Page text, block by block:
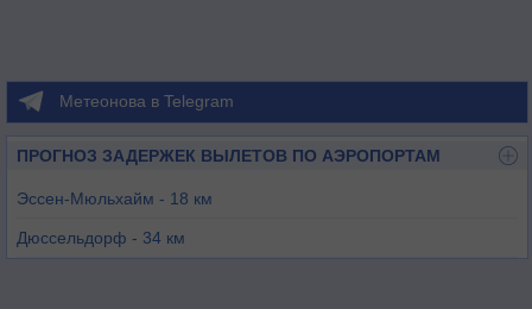
Метеонова в Telegram
ПРОГНОЗ ЗАДЕРЖЕК ВЫЛЕТОВ ПО АЭРОПОРТАМ
Эссен-Мюльхайм - 18 км
Дюссельдорф - 34 км